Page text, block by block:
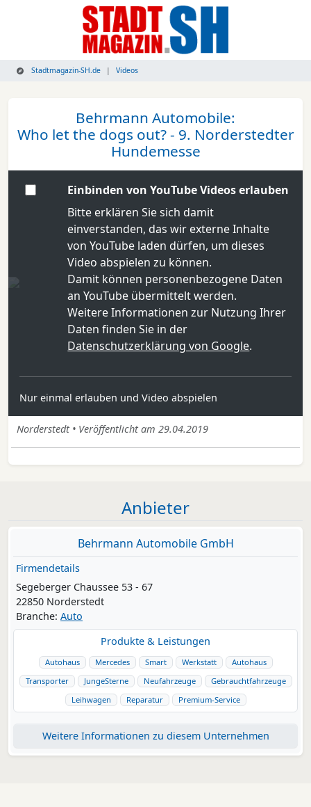
Stadtmagazin-SH.de Videos
Behrmann Automobile:
Who let the dogs out? - 9. Norderstedter
Hundemesse
Einbinden von YouTube Videos erlauben
Bitte erklären Sie sich damit
einverstanden, das wir externe Inhalte
von YouTube laden dürfen, um dieses
Video abspielen zu können.
Damit können personenbezogene Daten
an YouTube übermittelt werden.
Weitere Informationen zur Nutzung Ihrer
Daten finden Sie in der
Datenschutzerklärung von Google.
Nur einmal erlauben und Video abspielen
Norderstedt • Veröffentlicht am 29.04.2019
Anbieter
Behrmann Automobile GmbH
Firmendetails
Segeberger Chaussee 53 - 67
22850 Norderstedt
Branche: Auto
Produkte & Leistungen
Autohaus Mercedes Smart Werkstatt
Autohaus
Transporter
JungeSterne Neufahrzeuge
Gebrauchtfahrzeuge
Leihwagen
Reparatur Premium-Service
Weitere Informationen zu diesem Unternehmen